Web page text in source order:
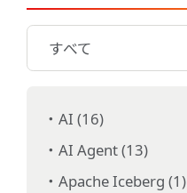
すべて
AI (16)
AI Agent (13)
Apache Iceberg (1)